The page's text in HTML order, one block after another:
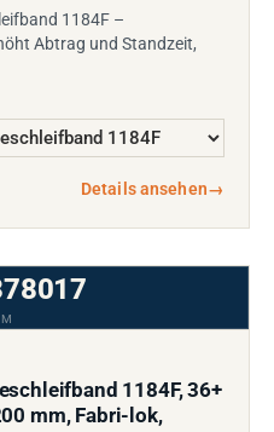
1184F –
Abtrag und Standzeit,
Details ansehen→
1184F, 36+
mm, Fabri-lok,